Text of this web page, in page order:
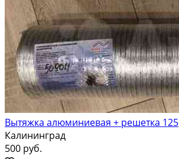
Вытяжка алюминиевая + решетка 125
Калининград
500 руб.